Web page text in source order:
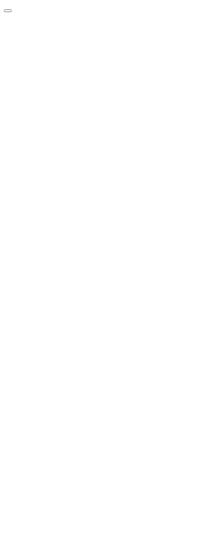
Skip